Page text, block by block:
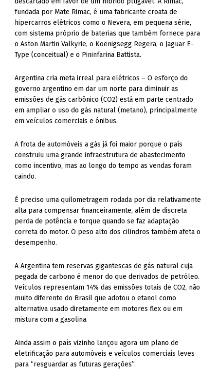
fundada por Mate Rimac, é uma fabricante croata de
hipercarros elétricos como o Nevera, em pequena série,
com sistema próprio de baterias que também fornece para
o Aston Martin Valkyrie, o Koenigsegg Regera, o Jaguar E-
Type (conceitual) e o Pininfarina Battista.
Argentina cria meta irreal para elétricos – O esforço do
governo argentino em dar um norte para diminuir as
emissões de gás carbônico (CO2) está em parte centrado
em ampliar o uso do gás natural (metano), principalmente
em veículos comerciais e ônibus.
A frota de automóveis a gás já foi maior porque o país
construiu uma grande infraestrutura de abastecimento
como incentivo, mas ao longo do tempo as vendas foram
caindo.
É preciso uma quilometragem rodada por dia relativamente
alta para compensar financeiramente, além de discreta
perda de potência e torque quando se faz adaptação
correta do motor. O peso alto dos cilindros também afeta o
desempenho.
A Argentina tem reservas gigantescas de gás natural cuja
pegada de carbono é menor do que derivados de petróleo.
Veículos representam 14% das emissões totais de CO2, não
muito diferente do Brasil que adotou o etanol como
alternativa usado diretamente em motores flex ou em
mistura com a gasolina.
Ainda assim o país vizinho lançou agora um plano de
eletrificação para automóveis e veículos comerciais leves
para “resguardar as futuras gerações”.